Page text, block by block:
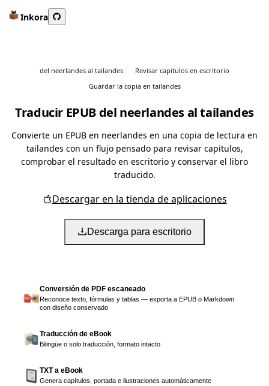
Inkora
del neerlandes al tailandes
Revisar capitulos en escritorio
Guardar la copia en tailandes
Traducir EPUB del neerlandes al tailandes
Convierte un EPUB en neerlandes en una copia de lectura en
tailandes con un flujo pensado para revisar capitulos,
comprobar el resultado en escritorio y conservar el libro
traducido.
Descargar en la tienda de aplicaciones
Descarga para escritorio
Conversión de PDF escaneado
Reconoce texto, fórmulas y tablas — exporta a EPUB o Markdown
con diseño conservado
Traducción de eBook
Bilingüe o solo traducción, formato intacto
TXT a eBook
Genera capítulos, portada e ilustraciones automáticamente